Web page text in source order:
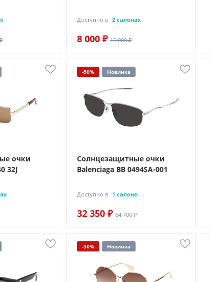
Доступно в 2 салонах
8 000 ₽ 16 000 ₽
очки
32J
-50% Новинка
Солнцезащитные очки
Balenciaga BB 0494SA-001
Доступно в 1 салоне
32 350 ₽ 64 700 ₽
-50% Новинка